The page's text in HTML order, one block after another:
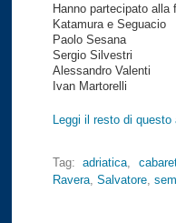
Hanno partecipato alla
Katamura e Seguacio
Paolo Sesana
Sergio Silvestri
Alessandro Valenti
Ivan Martorelli
Leggi il resto di questo
Tag:adriatica
Ravera Salvatore